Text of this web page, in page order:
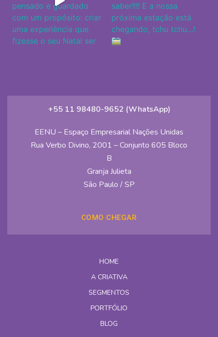
+55 11 98480-9652 (WhatsApp)
EENU – Espaço Empresarial Nações Unidas
Rua Verbo Divino, 2001 – Conjunto 605 Bloco
B
Granja Julieta
São Paulo / SP
COMO CHEGAR
HOME
A CRIATIVA
SEGMENTOS
PORTFÓLIO
BLOG